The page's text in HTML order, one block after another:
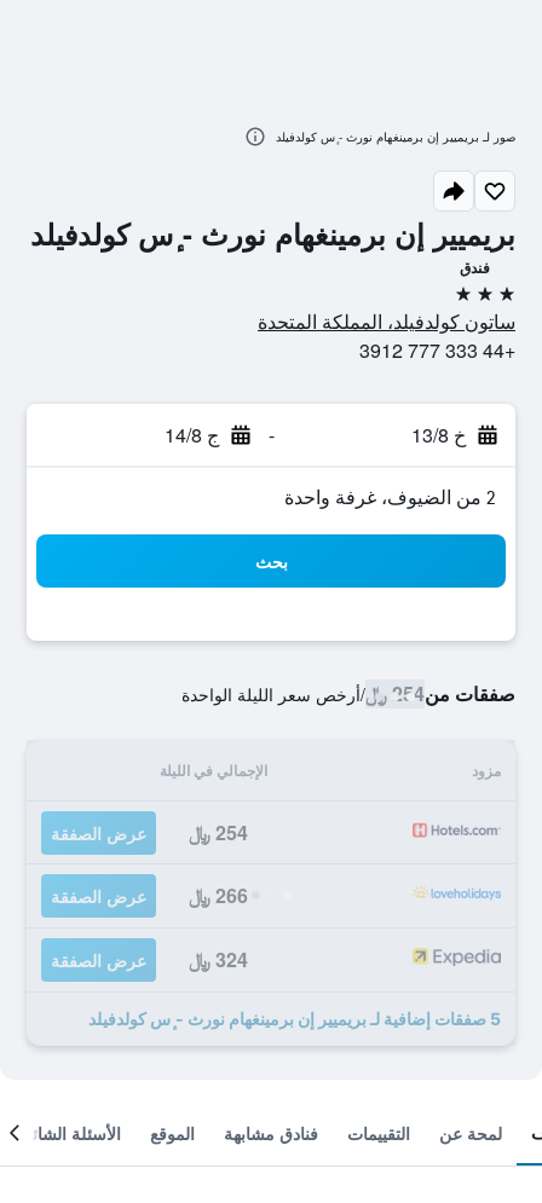
بريميير إن برمينغهام نورث - ٕس كولدفيلد
فندق
3 نجوم
ساتون كولدفيلد، المملكة المتحدة
+44 333 777 3912
خ 13/8 - ج 14/8
2 من الضيوف، غرفة واحدة
بحث
صفقات من254 ﷼ /أرخص سعر الليلة الواحدة
مزود الإجمالي في الليلة
254 ﷼ عرض الصفقة
266 ﷼ عرض الصفقة
324 ﷼ عرض الصفقة
5 صفقات إضافية لـ بريميير إن برمينغهام نورث - ٕس كولدفيلد
صور لـ بريميير إن برمينغهام نورث - ٕس كولدفيلد
لمحة عن التقييمات فنادق مشابهة الموقع الأسئلة الشائعة